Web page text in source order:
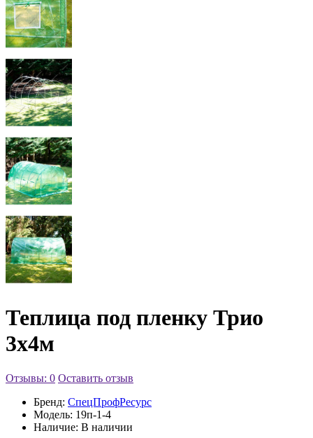
Теплица под пленку Трио
3х4м
Отзывы: 0 Оставить отзыв
Бренд: СпецПрофРесурс
Модель: 19п-1-4
Наличие: В наличии